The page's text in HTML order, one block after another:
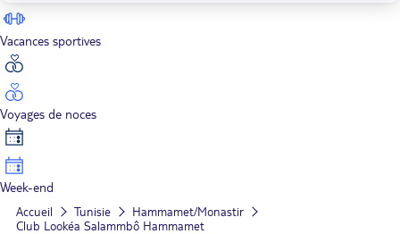
Vacances sportives
Voyages de noces
Week-end
Accueil Tunisie
Hammamet/Monastir
Club Lookéa Salammbô Hammamet